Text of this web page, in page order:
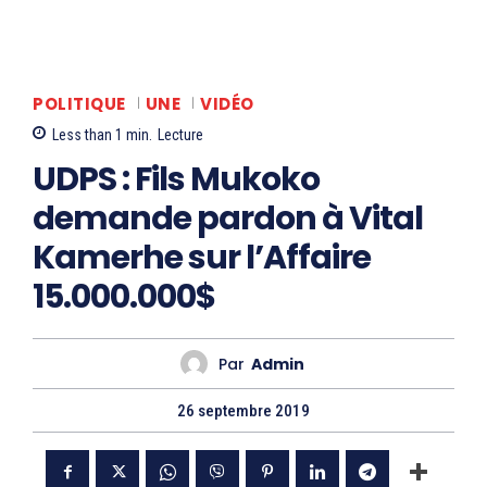
POLITIQUE UNE VIDÉO
Less than 1 min. Lecture
UDPS : Fils Mukoko
demande pardon à Vital
Kamerhe sur l’Affaire
15.000.000$
Par Admin
26 septembre 2019